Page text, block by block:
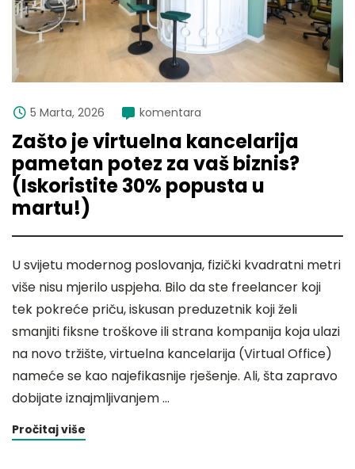
5 Marta, 2026 komentara
Zašto je virtuelna kancelarija
pametan potez za vaš biznis?
(Iskoristite 30% popusta u
martu!)
U svijetu modernog poslovanja, fizički kvadratni metri
više nisu mjerilo uspjeha. Bilo da ste freelancer koji
tek pokreće priču, iskusan preduzetnik koji želi
smanjiti fiksne troškove ili strana kompanija koja ulazi
na novo tržište, virtuelna kancelarija (Virtual Office)
nameće se kao najefikasnije rješenje. Ali, šta zapravo
dobijate iznajmljivanjem …
Pročitaj više